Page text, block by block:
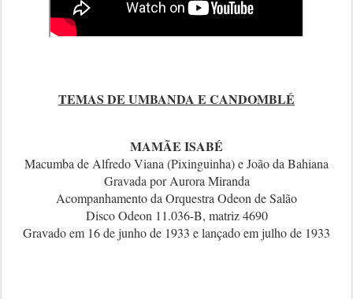
TEMAS DE UMBANDA E CANDOMBLÉ
MAMÃE ISABÉ
Macumba de Alfredo Viana (Pixinguinha) e João da Bahiana
Gravada por Aurora Miranda
Acompanhamento da Orquestra Odeon de Salão
Disco Odeon 11.036-B, matriz 4690
Gravado em 16 de junho de 1933 e lançado em julho de 1933